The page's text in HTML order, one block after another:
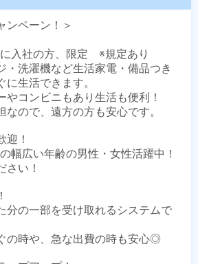
ンペーン！＞
入社の方、限定　※規定あり
・洗濯機など生活家電・備品つき
生活できます。
やコンビニもあり生活も便利！
なので、遠方の方も安心です。
！
幅広い年齢の男性・女性活躍中！
さい！
分の一部を受け取れるシステムで
の時や、急な出費の時も安心◎